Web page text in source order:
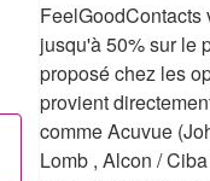
FeelGoodContacts
jusqu'à 50% sur le
proposé chez les
provient
comme Acuvue
Lomb , Alcon /